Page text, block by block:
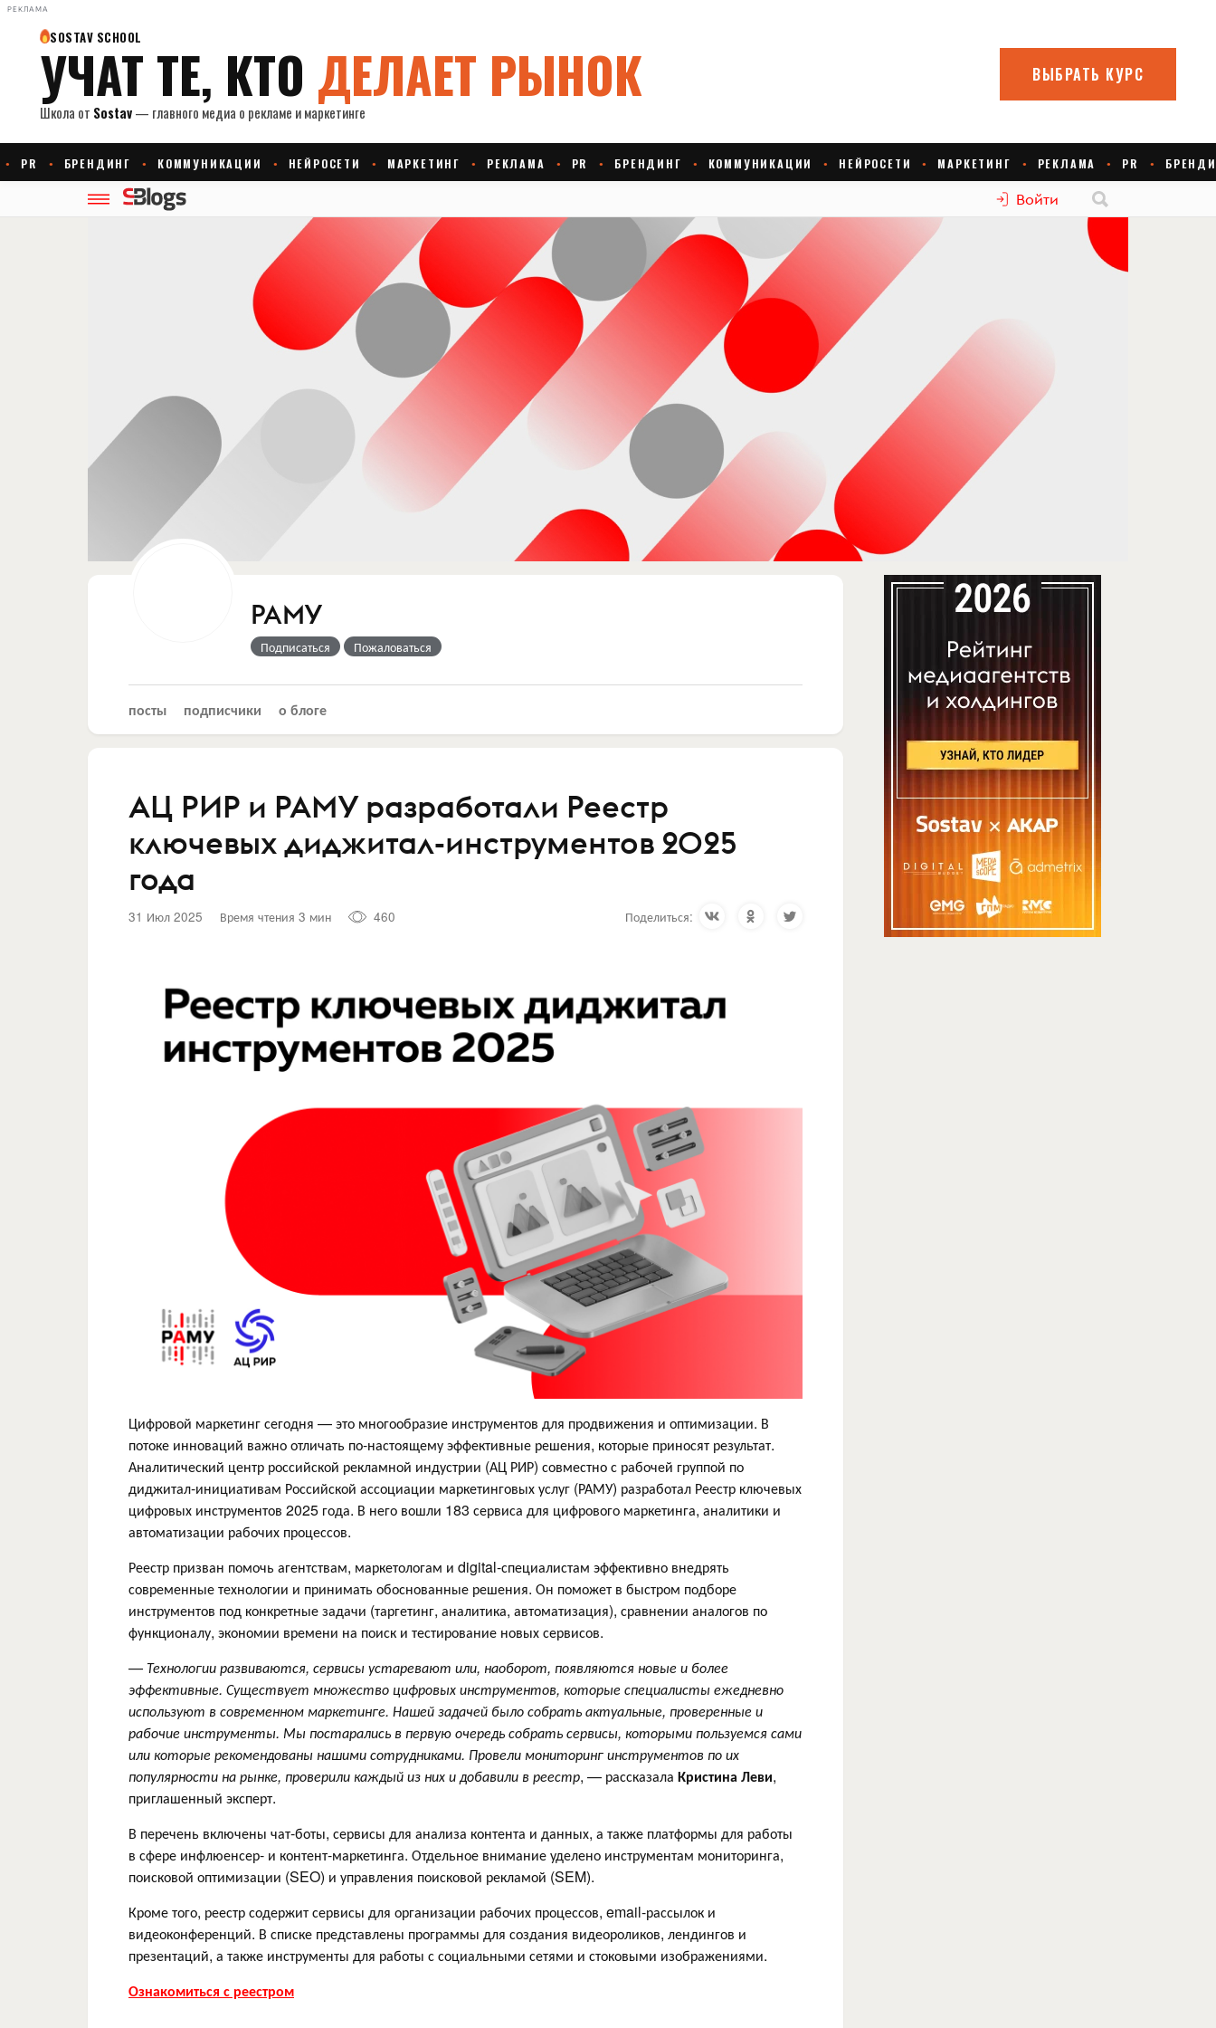
РЕКЛАМА
Войти
РАМУ
Подписаться Пожаловаться
посты подписчики о блоге
АЦ РИР и РАМУ разработали Реестр
ключевых диджитал-инструментов 2025
года
31 Июл 2025 Время чтения 3 мин 460 Поделиться:
Цифровой маркетинг сегодня — это многообразие инструментов для продвижения и оптимизации. В
потоке инноваций важно отличать по-настоящему эффективные решения, которые приносят результат.
Аналитический центр российской рекламной индустрии (АЦ РИР) совместно с рабочей группой по
диджитал-инициативам Российской ассоциации маркетинговых услуг (РАМУ) разработал Реестр ключевых
цифровых инструментов 2025 года. В него вошли 183 сервиса для цифрового маркетинга, аналитики и
автоматизации рабочих процессов.
Реестр призван помочь агентствам, маркетологам и digital-специалистам эффективно внедрять
современные технологии и принимать обоснованные решения. Он поможет в быстром подборе
инструментов под конкретные задачи (таргетинг, аналитика, автоматизация), сравнении аналогов по
функционалу, экономии времени на поиск и тестирование новых сервисов.
— Технологии развиваются, сервисы устаревают или, наоборот, появляются новые и более
эффективные. Существует множество цифровых инструментов, которые специалисты ежедневно
используют в современном маркетинге. Нашей задачей было собрать актуальные, проверенные и
рабочие инструменты. Мы постарались в первую очередь собрать сервисы, которыми пользуемся сами
или которые рекомендованы нашими сотрудниками. Провели мониторинг инструментов по их
популярности на рынке, проверили каждый из них и добавили в реестр, — рассказала Кристина Леви,
приглашенный эксперт.
В перечень включены чат-боты, сервисы для анализа контента и данных, а также платформы для работы
в сфере инфлюенсер- и контент-маркетинга. Отдельное внимание уделено инструментам мониторинга,
поисковой оптимизации (SEO) и управления поисковой рекламой (SEM).
Кроме того, реестр содержит сервисы для организации рабочих процессов, email-рассылок и
видеоконференций. В списке представлены программы для создания видеороликов, лендингов и
презентаций, а также инструменты для работы с социальными сетями и стоковыми изображениями.
Ознакомиться с реестром